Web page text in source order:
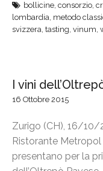
bollicine, consorzio,
lombardia, metodo
svizzera, tasting, vinum,
I vini
16 Ottobre 2015
Zurigo (CH), 16/10/
Ristorante Metropol
presentano per la